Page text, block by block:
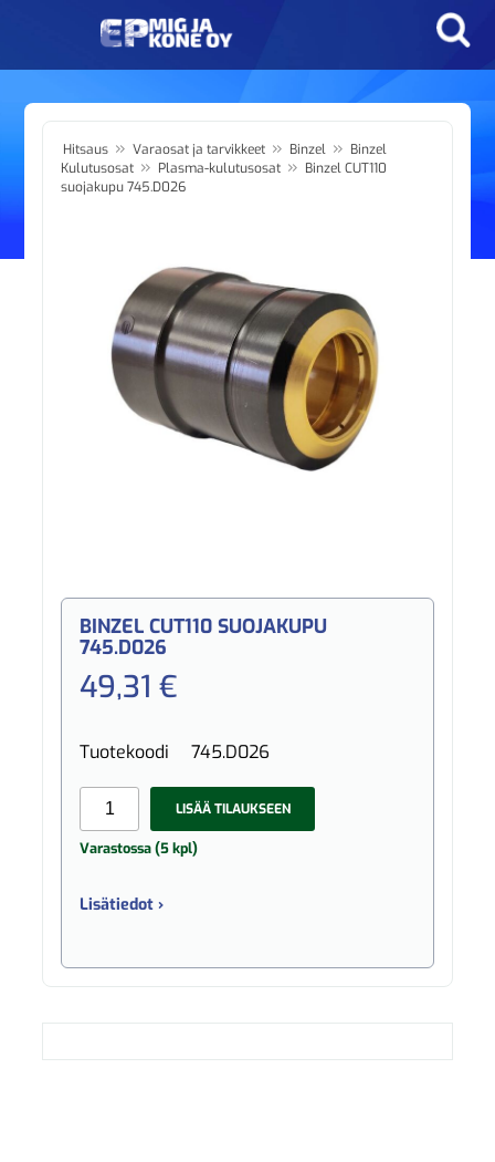
Hitsaus » Varaosat ja tarvikkeet » Binzel » Binzel
Kulutusosat » Plasma-kulutusosat » Binzel CUT110
suojakupu 745.D026
BINZEL CUT110 SUOJAKUPU
745.D026
49,31 €
Tuotekoodi 745.D026
LISÄÄ TILAUKSEEN
Varastossa (5 kpl)
Lisätiedot ›